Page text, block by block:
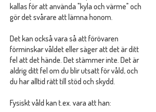
kallas för att använda "kyla och värme" och
gör det svårare att lämna honom.
Det kan också vara så att förövaren
förminskar våldet eller säger att det är ditt
fel att det hände. Det stämmer inte. Det är
aldrig ditt fel om du blir utsatt för våld, och
du har alltid rätt till stöd och skydd.
Fysiskt våld kan t.ex. vara att han: